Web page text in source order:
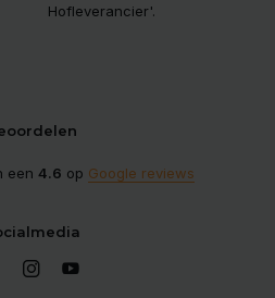
Hofleverancier'.
een 4.6 op Google reviews